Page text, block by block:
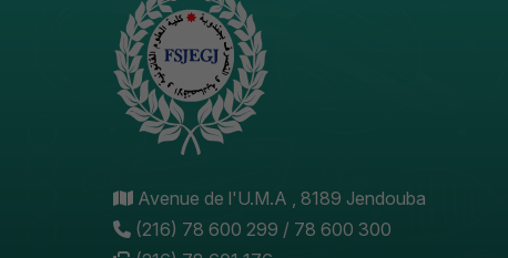
Avenue de l'U.M.A , 8189 Jendouba
(216) 78 600 299 / 78 600 300